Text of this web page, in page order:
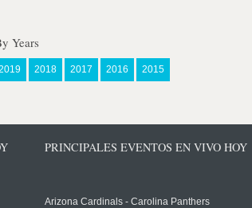
Years
2018 2017 2016 2015
PRINCIPALES EVENTOS EN VIVO HOY
Arizona Cardinals - Carolina Panthers